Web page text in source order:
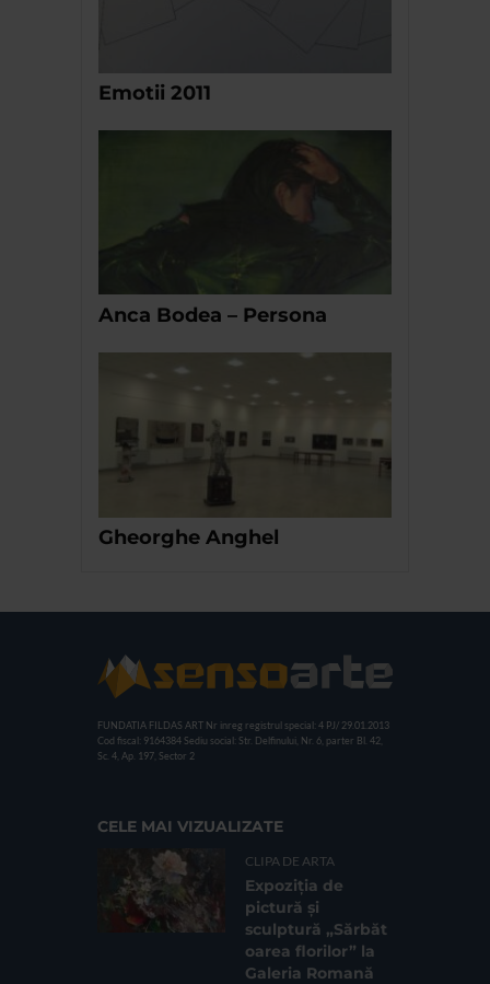
Emotii 2011
Anca Bodea – Persona
Gheorghe Anghel
FUNDATIA FILDAS ART Nr inreg registrul special: 4 PJ/ 29.01.2013
Cod fiscal: 9164384 Sediu social: Str. Delfinului, Nr. 6, parter Bl. 42,
Sc. 4, Ap. 197, Sector 2
CELE MAI VIZUALIZATE
CLIPA DE ARTA
Expoziția de
pictură și
sculptură „Sărbăt
oarea florilor” la
Galeria Romană